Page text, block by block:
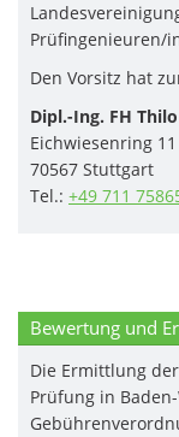
Prüfingenieuren/
Den Vorsitz hat
Dipl.-Ing. FH
Eichwiesenring 11
70567 Stuttgart
Tel.: +49 711
Bewertung und
Die Ermittlung
Prüfung in